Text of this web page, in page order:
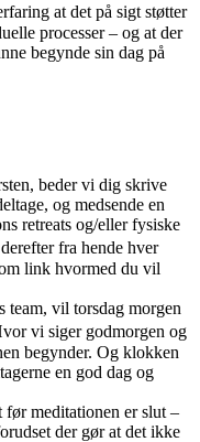
at det på sigt støtter
processer – og at der
begynde sin dag på
beder vi dig skrive
og medsende en
retreats og/eller fysiske
fra hende hver
link hvormed du vil
team, vil torsdag morgen
vi siger godmorgen og
begynder. Og klokken
en god dag og
meditationen er slut –
der gør at det ikke